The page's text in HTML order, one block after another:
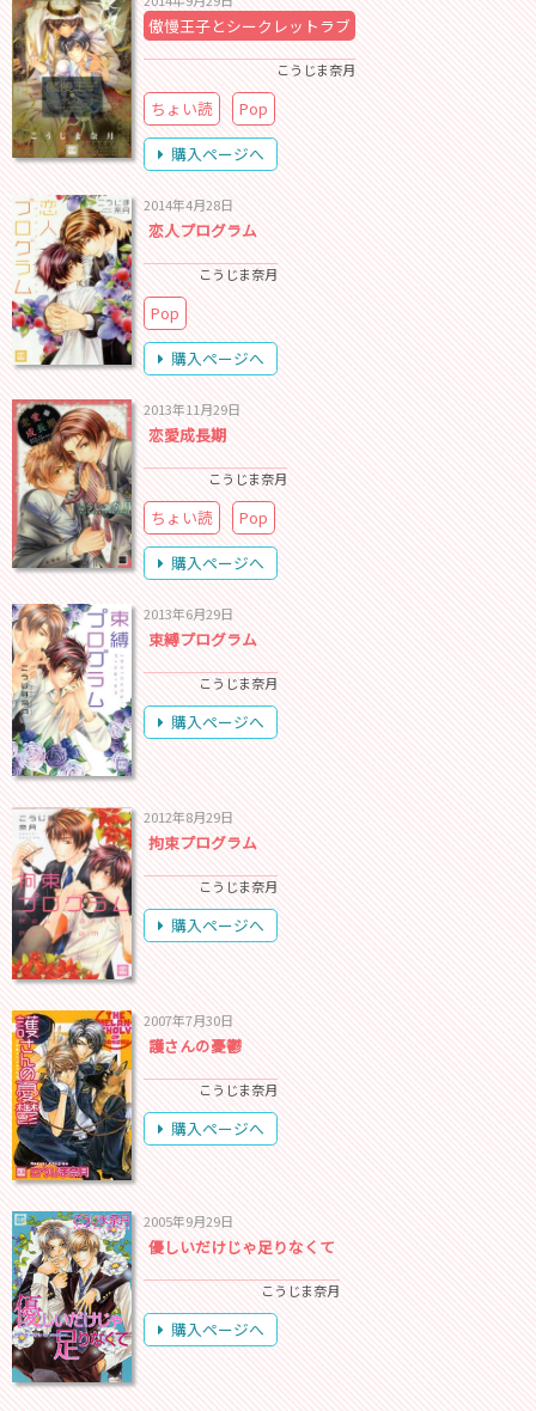
傲慢王子とシークレットラブ
こうじま奈月
ちょい読
Pop
購入ページへ
2014年4月28日
恋人プログラム
こうじま奈月
Pop
購入ページへ
2013年11月29日
恋愛成長期
こうじま奈月
ちょい読
Pop
購入ページへ
2013年6月29日
束縛プログラム
こうじま奈月
購入ページへ
2012年8月29日
拘束プログラム
こうじま奈月
購入ページへ
2007年7月30日
護さんの憂鬱
こうじま奈月
購入ページへ
2005年9月29日
優しいだけじゃ足りなくて
こうじま奈月
購入ページへ